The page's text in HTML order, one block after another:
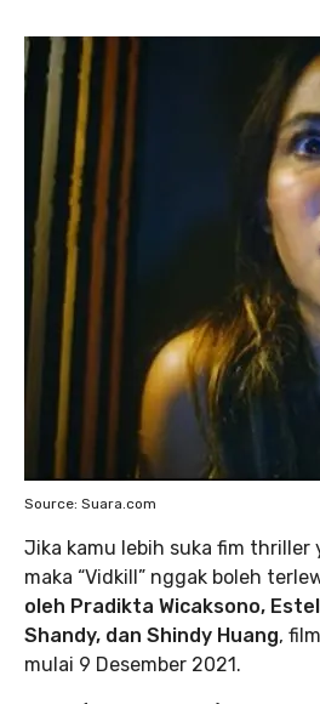
Source: Suara.com
Jika kamu lebih suka fim thriller
maka “Vidkill” nggak boleh
oleh Pradikta Wicaksono,
Shandy, dan Shindy Huang,
mulai 9 Desember 2021.